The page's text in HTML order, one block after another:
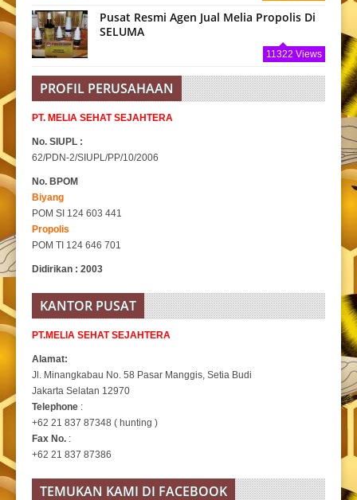
Pusat Resmi Agen Jual Melia Propolis Di
SELUMA
11322 Views
PROFIL PERUSAHAAN
PT. MELIA SEHAT SEJAHTERA
No. SIUPL :
62/PDN-2/SIUPL/PP/10/2006
No. BPOM
Biyang
POM SI 124 603 441
Propolis
POM TI 124 646 701
Didirikan : 2003
KANTOR PUSAT
PT.MELIA SEHAT SEJAHTERA
Alamat:
Jl. Minangkabau No. 58 Pasar Manggis, Setia Budi
Jakarta Selatan 12970
Telephone :
+62 21 837 87348 ( hunting )
Fax No. :
+62 21 837 87386
TEMUKAN KAMI DI FACEBOOK